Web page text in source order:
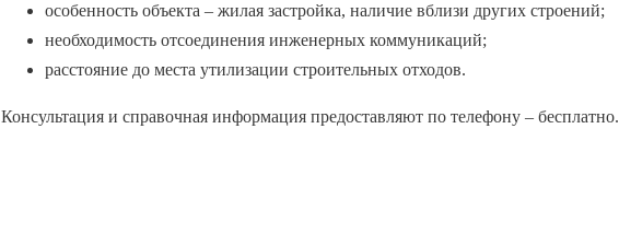
особенность объекта – жилая застройка, наличие вблизи других строений;
необходимость отсоединения инженерных коммуникаций;
расстояние до места утилизации строительных отходов.
Консультация и справочная информация предоставляют по телефону – бесплатно.